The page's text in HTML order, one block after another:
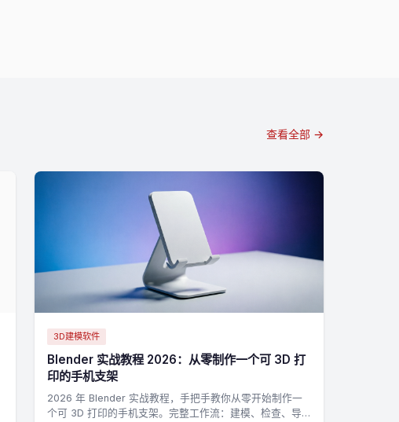
查看全部 →
3D建模软件
Blender 实战教程 2026：从零制作一个可 3D 打
印的手机支架
2026 年 Blender 实战教程，手把手教你从零开始制作一
个可 3D 打印的手机支架。完整工作流：建模、检查、导